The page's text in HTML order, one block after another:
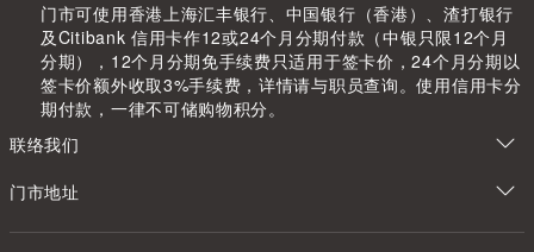
门市可使用香港上海汇丰银行、中国银行（香港）、渣打银行
及Citibank 信用卡作12或24个月分期付款（中银只限12个月
分期），12个月分期免手续费只适用于签卡价，24个月分期以
签卡价额外收取3%手续费，详情请与职员查询。使用信用卡分
期付款，一律不可储购物积分。
联络我们
门市地址